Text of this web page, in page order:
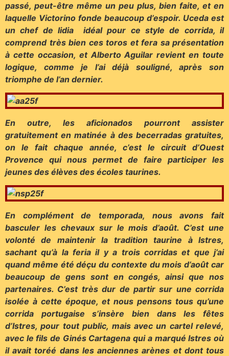
passé, peut-être même un peu plus, bien faite, et en
laquelle Victorino fonde beaucoup d’espoir. Uceda est
un chef de lidia idéal pour ce style de corrida, il
comprend très bien ces toros et fera sa présentation
à cette occasion, et Alberto Aguilar revient en toute
logique, comme je l’ai déjà souligné, après son
triomphe de l’an dernier.
En outre, les aficionados pourront assister
gratuitement en matinée à des becerradas gratuites,
on le fait chaque année, c’est le circuit d’Ouest
Provence qui nous permet de faire participer les
jeunes des élèves des écoles taurines.
En complément de temporada, nous avons fait
basculer les chevaux sur le mois d’août. C’est une
volonté de maintenir la tradition taurine à Istres,
sachant qu’à la feria il y a trois corridas et que j’ai
quand même été déçu du contexte du mois d’août car
beaucoup de gens sont en congés, ainsi que nos
partenaires. C’est très dur de partir sur une corrida
isolée à cette époque, et nous pensons tous qu’une
corrida portugaise s’insère bien dans les fêtes
d’Istres, pour tout public, mais avec un cartel relevé,
avec le fils de Ginés Cartagena qui a marqué Istres où
il avait toréé dans les anciennes arènes et dont tous